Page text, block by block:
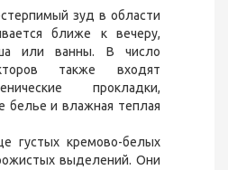
зуд в области
ближе к вечеру,
или ванны. В число
также входят
прокладки,
белье и влажная теплая
густых кремово-белых
выделений. Они